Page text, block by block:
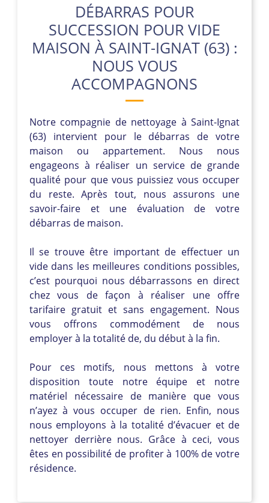
DÉBARRAS POUR
SUCCESSION POUR VIDE
MAISON À SAINT-IGNAT (63) :
NOUS VOUS
ACCOMPAGNONS
Notre compagnie de nettoyage à Saint-Ignat
(63) intervient pour le débarras de votre
maison ou appartement. Nous nous
engageons à réaliser un service de grande
qualité pour que vous puissiez vous occuper
du reste. Après tout, nous assurons une
savoir-faire et une évaluation de votre
débarras de maison.
Il se trouve être important de effectuer un
vide dans les meilleures conditions possibles,
c’est pourquoi nous débarrassons en direct
chez vous de façon à réaliser une offre
tarifaire gratuit et sans engagement. Nous
vous offrons commodément de nous
employer à la totalité de, du début à la fin.
Pour ces motifs, nous mettons à votre
disposition toute notre équipe et notre
matériel nécessaire de manière que vous
n’ayez à vous occuper de rien. Enfin, nous
nous employons à la totalité d’évacuer et de
nettoyer derrière nous. Grâce à ceci, vous
êtes en possibilité de profiter à 100% de votre
résidence.